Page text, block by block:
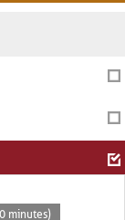
minutes)